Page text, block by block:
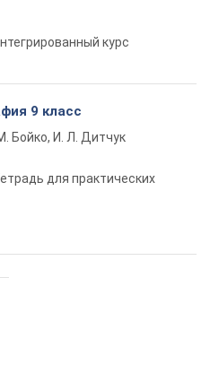
курс
9 класс
Бойко, И. Л. Дитчук
для практических